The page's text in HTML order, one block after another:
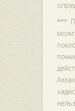
***